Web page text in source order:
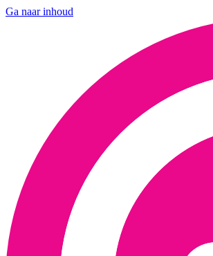
Ga naar inhoud